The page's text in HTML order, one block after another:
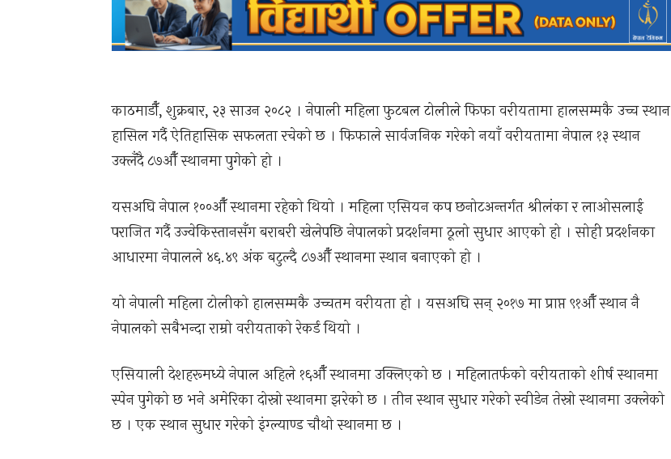
काठमाडौँ, शुक्रबार, २३ साउन २०८२ । नेपाली महिला फुटबल टोलीले फिफा वरीयतामा हालसम्मकै उच्च स्थान
हासिल गर्दै ऐतिहासिक सफलता रचेको छ । फिफाले सार्वजनिक गरेको नयाँ वरीयतामा नेपाल १३ स्थान
उक्लँदै ८७औँ स्थानमा पुगेको हो ।
यसअघि नेपाल १००औँ स्थानमा रहेको थियो । महिला एसियन कप छनोटअन्तर्गत श्रीलंका र लाओसलाई
पराजित गर्दै उज्वेकिस्तानसँग बराबरी खेलेपछि नेपालको प्रदर्शनमा ठूलो सुधार आएको हो । सोही प्रदर्शनका
आधारमा नेपालले ४६.४९ अंक बटुल्दै ८७औँ स्थानमा स्थान बनाएको हो ।
यो नेपाली महिला टोलीको हालसम्मकै उच्चतम वरीयता हो । यसअघि सन् २०१७ मा प्राप्त ९१औँ स्थान नै
नेपालको सबैभन्दा राम्रो वरीयताको रेकर्ड थियो ।
एसियाली देशहरूमध्ये नेपाल अहिले १६औँ स्थानमा उक्लिएको छ । महिलातर्फको वरीयताको शीर्ष स्थानमा
स्पेन पुगेको छ भने अमेरिका दोस्रो स्थानमा झरेको छ । तीन स्थान सुधार गरेको स्वीडेन तेस्रो स्थानमा उक्लेको
छ । एक स्थान सुधार गरेको इंग्ल्याण्ड चौथो स्थानमा छ ।